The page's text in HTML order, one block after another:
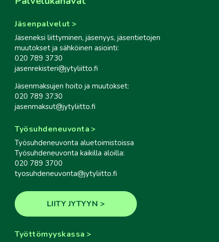
Jäsenpalvelut
Jäseneksi liittyminen, jäsenyys, jäsentietojen
muutokset ja sähköinen asiointi:
020 789 3730
jasenrekisteri@jytyliitto.fi
Jäsenmaksujen hoito ja muutokset:
020 789 3730
jasenmaksut@jytyliitto.fi
Työsuhdeneuvonta
Työsuhdeneuvonta aluetoimistoissa
Työsuhdeneuvonta kaikilla aloilla:
020 789 3700
tyosuhdeneuvonta@jytyliitto.fi
LIITY JYTYYN
Työttömyyskassa